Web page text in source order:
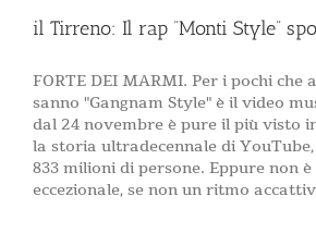
il Tirreno: Il rap “Monti Style”
FORTE DEI MARMI. Per i pochi che
sanno "Gangnam Style" è il video
dal 24 novembre è pure il più visto
la storia ultradecennale di
833 milioni di persone. Eppure non
eccezionale, se non un ritmo